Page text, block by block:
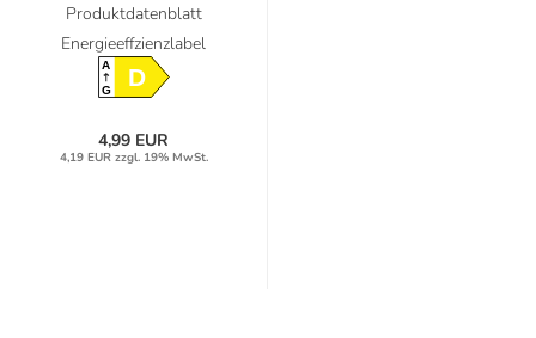
Produktdatenblatt
Energieeffzienzlabel
A
GD
4,99 EUR
4,19 EUR zzgl. 19% MwSt.